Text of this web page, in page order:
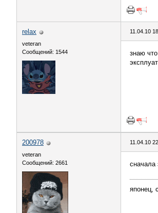
relax
veteran
Сообщений: 1544
11.04.10
знаю
200978
veteran
Сообщений: 2661
11.04.10
сначала
японец,